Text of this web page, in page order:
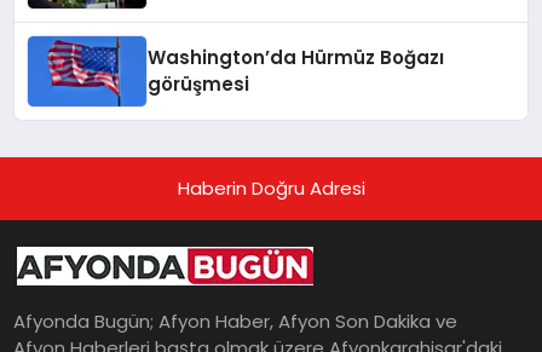
Washington’da Hürmüz Boğazı
görüşmesi
Haberin Doğru Adresi
Afyonda Bugün; Afyon Haber, Afyon Son Dakika ve